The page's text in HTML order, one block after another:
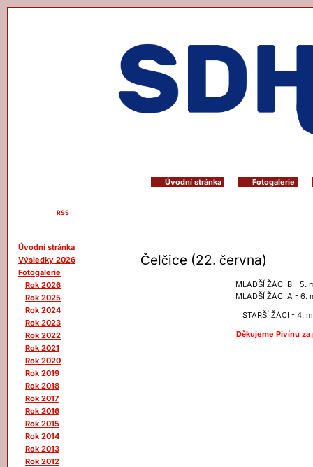
Úvodní stránka Fotogalerie
RSS
Úvodní stránka
Výsledky 2026
Fotogalerie
Rok 2026
Rok 2025
Rok 2024
Rok 2023
Rok 2022
Rok 2021
Rok 2020
Rok 2019
Rok 2018
Rok 2017
Rok 2016
Rok 2015
Rok 2014
Rok 2013
Rok 2012
Čelčice (22. června)
MLADŠÍ ŽÁCI B - 5.
MLADŠÍ ŽÁCI A - 6.
STARŠÍ ŽÁCI - 4.
Děkujeme Pivínu